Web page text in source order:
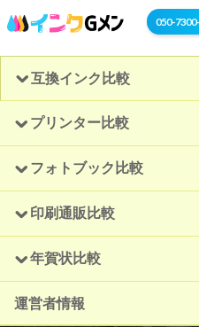
050-
互換インク比較
プリンター比較
フォトブック比較
印刷通販比較
年賀状比較
運営者情報